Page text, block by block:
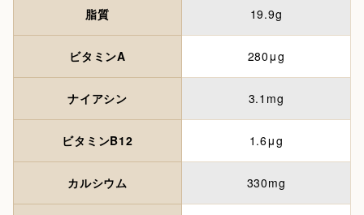
脂質 19.9g
ビタミンA 280μg
ナイアシン 3.1mg
ビタミンB12 1.6μg
カルシウム 330mg